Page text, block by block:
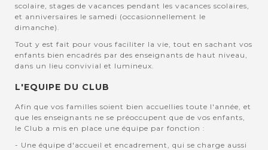
scolaire, stages de vacances pendant les vacances scolaires,
et anniversaires le samedi (occasionnellement le
dimanche).
Tout y est fait pour vous faciliter la vie, tout en sachant vos
enfants bien encadrés par des enseignants de haut niveau,
dans un lieu convivial et lumineux.
L'EQUIPE DU CLUB
Afin que vos familles soient bien accuellies toute l'année, et
que les enseignants ne se préoccupent que de vos enfants,
le Club a mis en place une équipe par fonction :
- Une équipe d'accueil et encadrement, qui se charge aussi